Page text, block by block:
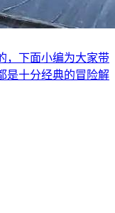
，下面小编为大家带
是十分经典的冒险解